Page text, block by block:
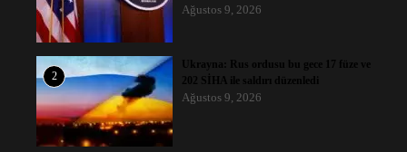
Ağustos 9, 2026
2
Ukrayna: Rus ordusu bu gece 17 füze ve
202 SİHA ile saldırı düzenledi
Ağustos 9, 2026